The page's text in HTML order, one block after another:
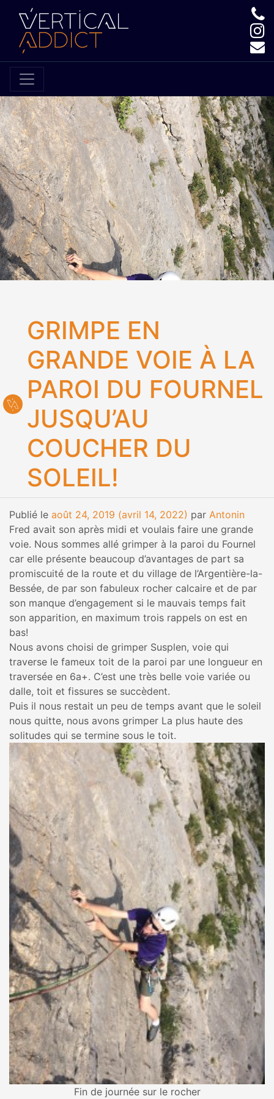
GRIMPE EN
GRANDE VOIE À LA
PAROI DU FOURNEL
JUSQU’AU
COUCHER DU
SOLEIL!
Publié le août 24, 2019 (avril 14, 2022) par Antonin
Fred avait son après midi et voulais faire une grande
voie. Nous sommes allé grimper à la paroi du Fournel
car elle présente beaucoup d’avantages de part sa
promiscuité de la route et du village de l’Argentière-la-
Bessée, de par son fabuleux rocher calcaire et de par
son manque d’engagement si le mauvais temps fait
son apparition, en maximum trois rappels on est en
bas!
Nous avons choisi de grimper Susplen, voie qui
traverse le fameux toit de la paroi par une longueur en
traversée en 6a+. C’est une très belle voie variée ou
dalle, toit et fissures se succèdent.
Puis il nous restait un peu de temps avant que le soleil
nous quitte, nous avons grimper La plus haute des
solitudes qui se termine sous le toit.
Fin de journée sur le rocher